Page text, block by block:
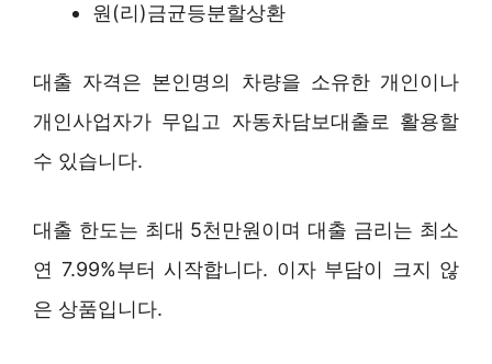
원(리)금균등분할상환
대출 자격은 본인명의 차량을 소유한 개인이나
개인사업자가 무입고 자동차담보대출로 활용할
수 있습니다.
대출 한도는 최대 5천만원이며 대출 금리는 최소
연 7.99%부터 시작합니다. 이자 부담이 크지 않
은 상품입니다.